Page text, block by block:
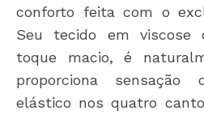
conforto feita com o
Seu tecido em viscose
toque macio, é
proporciona sensação
elástico nos quatro